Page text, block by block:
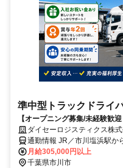
準中型トラックドライ
【オープニング募集/未経験歓
社祝い金・免許支援制度あり
ダイセーロジスティクス株
通勤情報 JR／市川塩浜駅か
月給305,000円以上
千葉県市川市